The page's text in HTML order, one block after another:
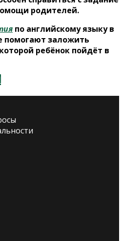
родителей.
по английскому языку в
помогают заложить
ребёнок пойдёт в